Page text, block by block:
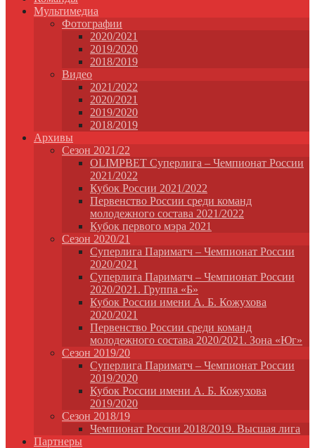
Мультимедиа
Фотографии
2020/2021
2019/2020
2018/2019
Видео
2021/2022
2020/2021
2019/2020
2018/2019
Архивы
Сезон 2021/22
OLIMPBET Суперлига – Чемпионат России
2021/2022
Кубок России 2021/2022
Первенство России среди команд
молодежного состава 2021/2022
Кубок первого мэра 2021
Сезон 2020/21
Суперлига Париматч – Чемпионат России
2020/2021
Суперлига Париматч – Чемпионат России
2020/2021. Группа «Б»
Кубок России имени А. Б. Кожухова
2020/2021
Первенство России среди команд
молодежного состава 2020/2021. Зона «Юг»
Сезон 2019/20
Суперлига Париматч – Чемпионат России
2019/2020
Кубок России имени А. Б. Кожухова
2019/2020
Сезон 2018/19
Чемпионат России 2018/2019. Высшая лига
Партнеры